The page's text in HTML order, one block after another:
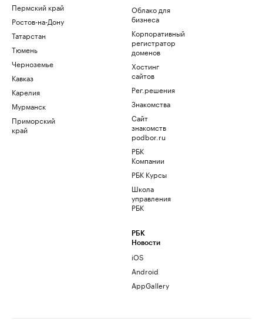
Пермский край
Ростов-на-Дону
Татарстан
Тюмень
Черноземье
Кавказ
Карелия
Мурманск
Приморский
край
Облако для
бизнеса
Корпоративный
регистратор
доменов
Хостинг
сайтов
Рег.решения
Знакомства
Сайт
знакомств
podbor.ru
РБК
Компании
РБК Курсы
Школа
управления
РБК
РБК
Новости
iOS
Android
AppGallery